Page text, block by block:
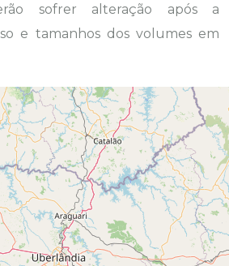
sofrer alteração após a
e tamanhos dos volumes em